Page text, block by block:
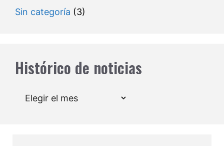
Sin categoría (3)
Histórico de noticias
Archivos